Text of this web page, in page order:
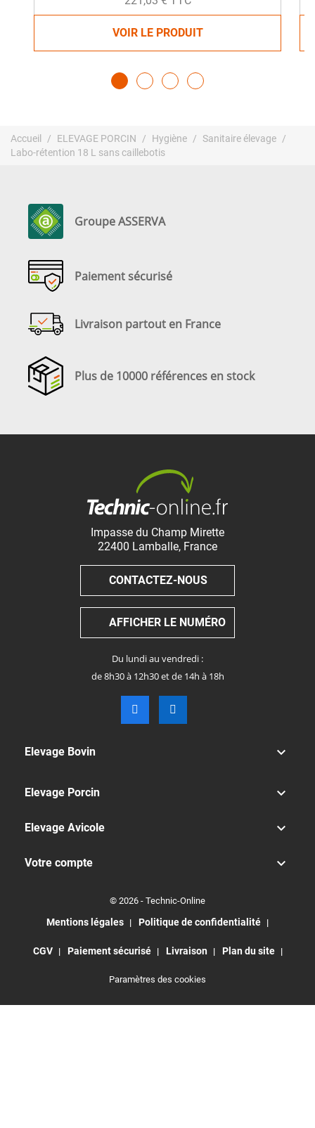
VOIR LE PRODUIT
Accueil ELEVAGE PORCIN Hygiène
Sanitaire élevage
Labo-rétention 18 L sans caillebotis
Groupe ASSERVA
Paiement sécurisé
Livraison partout en France
Plus de 10000 références en stock
Impasse du Champ Mirette
22400 Lamballe, France
CONTACTEZ-NOUS
AFFICHER LE NUMÉRO
Du lundi au vendredi :
de 8h30 à 12h30 et de 14h à 18h
Elevage Bovin 
Elevage Porcin 
Elevage Avicole 
Votre compte 
© 2026 - Technic-Online
Mentions légales Politique de confidentialité
CGV Paiement sécurisé Livraison Plan du site
Paramètres des cookies